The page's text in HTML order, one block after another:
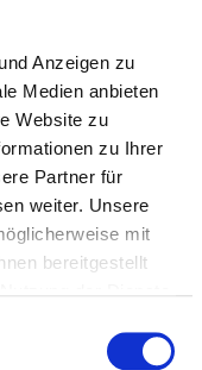
Anzeigen zu
Medien anbieten
Website zu
zu Ihrer
Partner für
weiter. Unsere
mit
bereitgestellt
nicht eindeutig
können,